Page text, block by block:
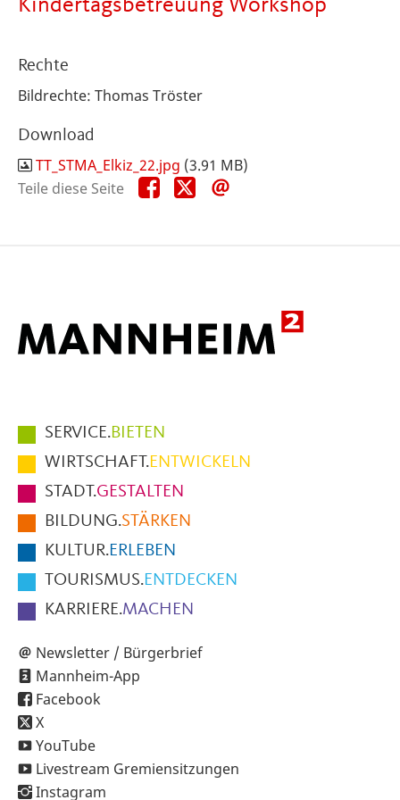
Kindertagsbetreuung Workshop
Rechte
Bildrechte: Thomas Tröster
Download
TT_STMA_Elkiz_22.jpg (3.91 MB)
Teile diese Seite
Teile
diese
Teile
diese
Hauptmenüpunkte
im
Fußbereich
der
Seite
SERVICE.BIETEN
WIRTSCHAFT.ENTWICKELN
STADT.GESTALTEN
BILDUNG.STÄRKEN
KULTUR.ERLEBEN
TOURISMUS.ENTDECKEN
KARRIERE.MACHEN
Newsletter / Bürgerbrief
Mannheim-App
Facebook
X
YouTube
Livestream Gremiensitzungen
Instagram